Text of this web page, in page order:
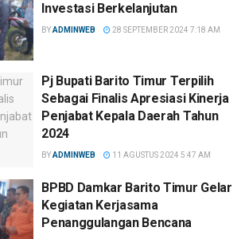
Investasi Berkelanjutan
BYADMINWEB 28 SEPTEMBER 2024 7:18 AM
Pj Bupati Barito Timur Terpilih
Sebagai Finalis Apresiasi Kinerja
Penjabat Kepala Daerah Tahun
2024
BYADMINWEB 11 AGUSTUS 2024 5:47 AM
BPBD Damkar Barito Timur Gelar
Kegiatan Kerjasama
Penanggulangan Bencana